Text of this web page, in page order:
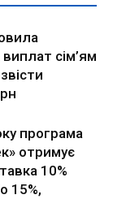
сім’ям
програма
отримує
10%
15%,